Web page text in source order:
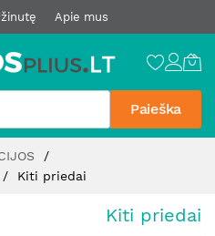
Apie mus
Paieška
Kiti priedai
Kiti priedai